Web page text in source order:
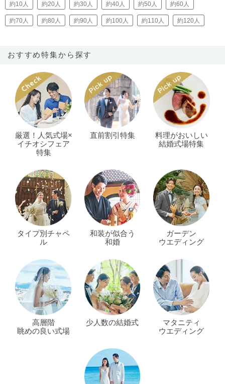
約10人 約20人 約30人 約40人 約50人 約60人
約70人 約80人 約90人 約100人 約110人 約120人
おすすめ特集から探す
厳選！人気式場×
イチオシフェア
特集
直前割引特集
料理がおいしい
結婚式場特集
タイプ別チャペ
ル
和装が似合う
和婚
ガーデン
ウエディング
高層階
眺めの良い式場
少人数の結婚式
マタニティ
ウエディング